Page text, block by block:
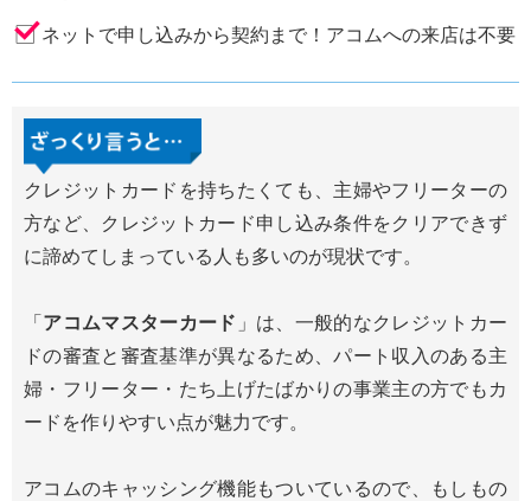
ネットで申し込みから契約まで！アコムへの来店は不要
クレジットカードを持ちたくても、主婦やフリーターの
方など、クレジットカード申し込み条件をクリアできず
に諦めてしまっている人も多いのが現状です。
「 アコムマスターカード 」は、一般的なクレジットカー
ドの審査と審査基準が異なるため、パート収入のある主
婦・フリーター・たち上げたばかりの事業主の方でもカ
ードを作りやすい点が魅力です。
アコムのキャッシング機能もついているので、もしもの